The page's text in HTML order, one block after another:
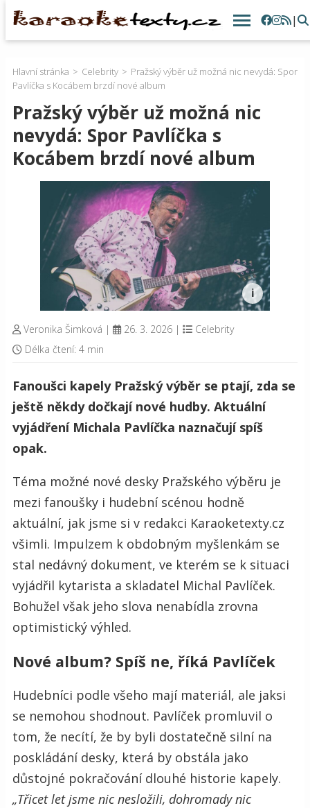
|
Hlavní stránka Celebrity
Pražský výběr už možná nic nevydá: Spor
Pavlíčka s Kocábem brzdí nové album
Pražský výběr už možná nic
nevydá: Spor Pavlíčka s
Kocábem brzdí nové album
Veronika Šimková | 26. 3. 2026 |
Celebrity
Délka čtení: 4 min
Fanoušci kapely Pražský výběr se ptají, zda se
ještě někdy dočkají nové hudby. Aktuální
vyjádření Michala Pavlíčka naznačují spíš
opak.
Téma možné nové desky Pražského výběru je
mezi fanoušky i hudební scénou hodně
aktuální, jak jsme si v redakci Karaoketexty.cz
všimli. Impulzem k obdobným myšlenkám se
stal nedávný dokument, ve kterém se k situaci
vyjádřil kytarista a skladatel Michal Pavlíček.
Bohužel však jeho slova nenabídla zrovna
optimistický výhled.
Nové album? Spíš ne, říká Pavlíček
Hudebníci podle všeho mají materiál, ale jaksi
se nemohou shodnout. Pavlíček promluvil o
tom, že necítí, že by byli dostatečně silní na
poskládání desky, která by obstála jako
důstojné pokračování dlouhé historie kapely.
„Třicet let jsme nic nesložili, dohromady nic